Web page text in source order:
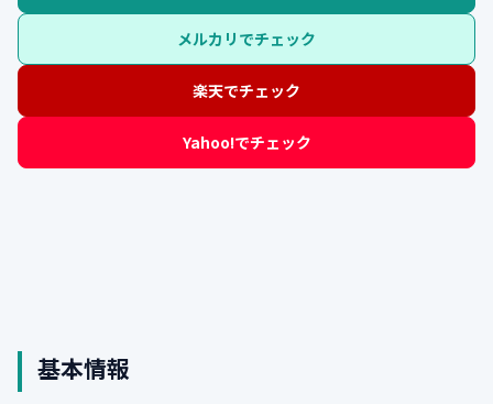
メルカリでチェック
楽天でチェック
Yahoo!でチェック
基本情報